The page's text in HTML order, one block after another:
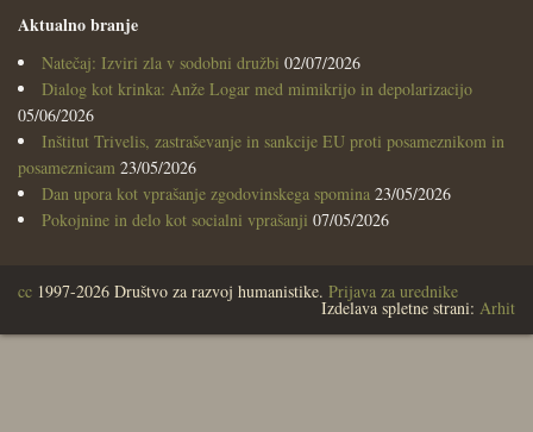
Aktualno branje
Natečaj: Izviri zla v sodobni družbi 02/07/2026
Dialog kot krinka: Anže Logar med mimikrijo in depolarizacijo
05/06/2026
Inštitut Trivelis, zastraševanje in sankcije EU proti posameznikom in
posameznicam 23/05/2026
Dan upora kot vprašanje zgodovinskega spomina 23/05/2026
Pokojnine in delo kot socialni vprašanji 07/05/2026
cc 1997-2026 Društvo za razvoj humanistike. Prijava za urednike
Izdelava spletne strani: Arhit